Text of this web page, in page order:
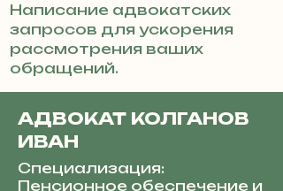
Написание адвокатских
запросов для ускорения
рассмотрения ваших
обращений.
АДВОКАТ КОЛГАНОВ
ИВАН
Специализация:
Пенсионное обеспечение и